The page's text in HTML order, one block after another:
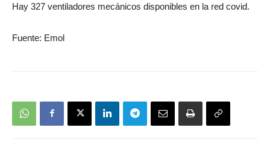
Hay 327 ventiladores mecánicos disponibles en la red covid.
Fuente: Emol